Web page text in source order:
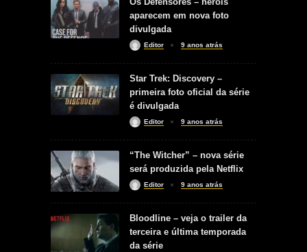
aparecem em nova foto
divulgada
Editor 9 anos atrás
Star Trek: Discovery –
primeira foto oficial da série
é divulgada
Editor 9 anos atrás
“The Witcher” – nova série
será produzida pela Netflix
Editor 9 anos atrás
Bloodline – veja o trailer da
terceira e última temporada
da série